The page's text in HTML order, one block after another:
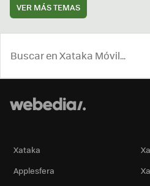
VER MÁS TEMAS
Xataka
Applesfera